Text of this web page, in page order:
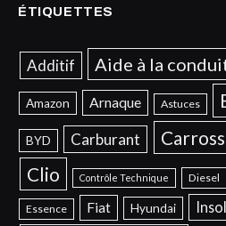
ÉTIQUETTES
Additif Aide à la
Amazon Arnaque Astuces
BYD Carburant
Clio Contrôle Technique Diesel
Essence Fiat Hyundai